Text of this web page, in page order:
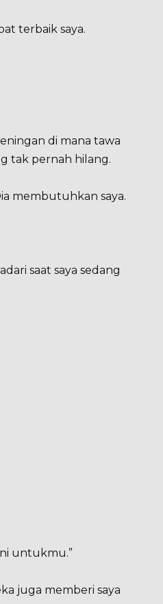
terbaik saya.
di mana tawa
tak pernah hilang.
membutuhkan saya.
saat saya sedang
untukmu.”
juga memberi saya